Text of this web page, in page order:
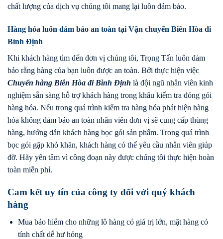
chất lượng của dịch vụ chúng tôi mang lại luôn đảm bảo.
Hàng hóa luôn đảm bảo an toàn tại Vận chuyển Biên Hòa đi
Bình Định
Khi khách hàng tìm đến đơn vị chúng tôi, Trọng Tấn luôn đảm
bảo rằng hàng của bạn luôn được an toàn. Bởi thực hiện việc
Chuyển hàng Biên Hòa đi Bình Định là đội ngũ nhân viên kinh
nghiệm sẵn sàng hỗ trợ khách hàng trong khâu kiểm tra đóng gói
hàng hóa. Nếu trong quá trình kiểm tra hàng hóa phát hiện hàng
hóa không đảm bảo an toàn nhân viên đơn vị sẽ cung cấp thùng
hàng, hướng dẫn khách hàng bọc gói sản phẩm. Trong quá trình
bọc gói gặp khó khăn, khách hàng có thể yêu cầu nhân viên giúp
đỡ. Hãy yên tâm vì công đoạn này được chúng tôi thực hiện hoàn
toàn miễn phí.
Cam kết uy tín của công ty đối với quý khách
hàng
Mua bảo hiểm cho những lô hàng có giá trị lớn, mặt hàng có
tính chất dễ hư hỏng